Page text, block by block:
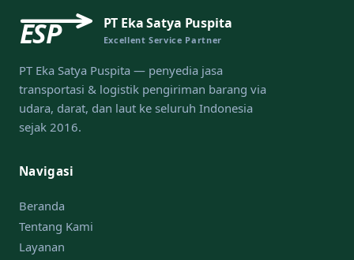
ESP PT Eka Satya Puspita
Excellent Service Partner
PT Eka Satya Puspita — penyedia jasa
transportasi & logistik pengiriman barang via
udara, darat, dan laut ke seluruh Indonesia
sejak 2016.
Navigasi
Beranda
Tentang Kami
Layanan